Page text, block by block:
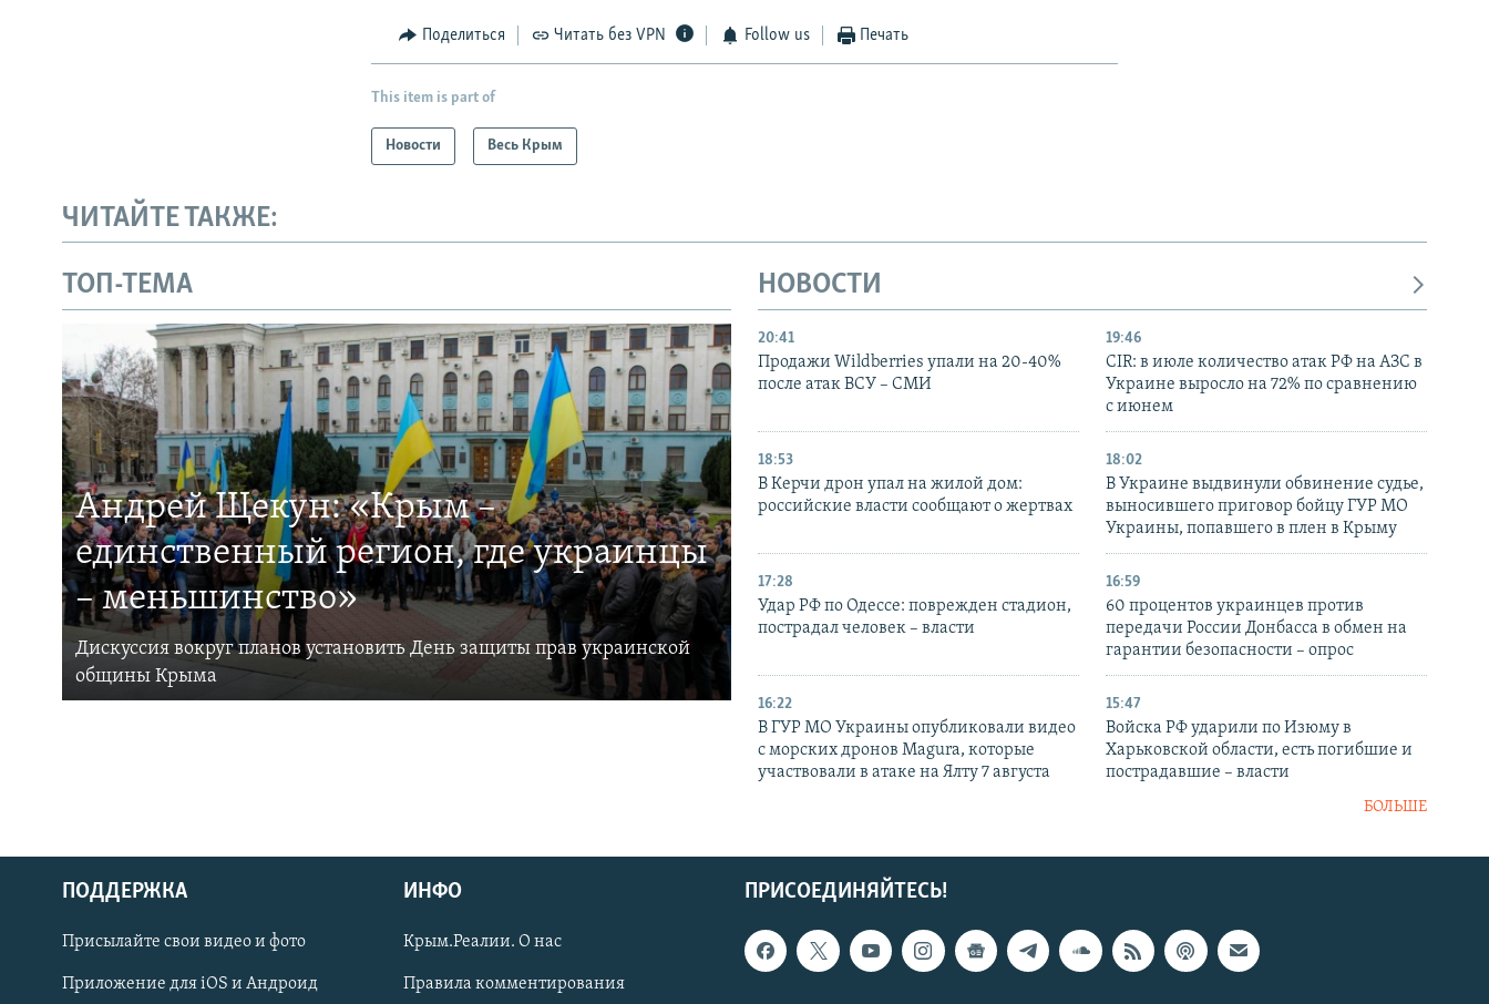
Українською
Qırımtatar
Поделиться Читать без VPN Follow us Печать
This item is part of
Новости Весь Крым
ЧИТАЙТЕ ТАКЖЕ:
ТОП-ТЕМА
Андрей Щекун: «Крым –
единственный регион, где украинцы
– меньшинство»
Дискуссия вокруг планов установить День защиты прав украинской
общины Крыма
НОВОСТИ
20:41
Продажи Wildberries упали на 20-40%
после атак ВСУ – СМИ
19:46
CIR: в июле количество атак РФ на АЗС в
Украине выросло на 72% по сравнению
с июнем
18:53
В Керчи дрон упал на жилой дом:
российские власти сообщают о жертвах
18:02
В Украине выдвинули обвинение судье,
выносившего приговор бойцу ГУР МО
Украины, попавшего в плен в Крыму
17:28
Удар РФ по Одессе: поврежден стадион,
пострадал человек – власти
16:59
60 процентов украинцев против
передачи России Донбасса в обмен на
гарантии безопасности – опрос
16:22
В ГУР МО Украины опубликовали видео
с морских дронов Magura, которые
участвовали в атаке на Ялту 7 августа
15:47
Войска РФ ударили по Изюму в
Харьковской области, есть погибшие и
пострадавшие – власти
БОЛЬШЕ
ПРИСОЕДИНЯЙТЕСЬ!
ПОДДЕРЖКА
Присылайте свои видео и фото
Приложение для iOS и Андроид
ИНФО
Крым.Реалии. О нас
Правила комментирования